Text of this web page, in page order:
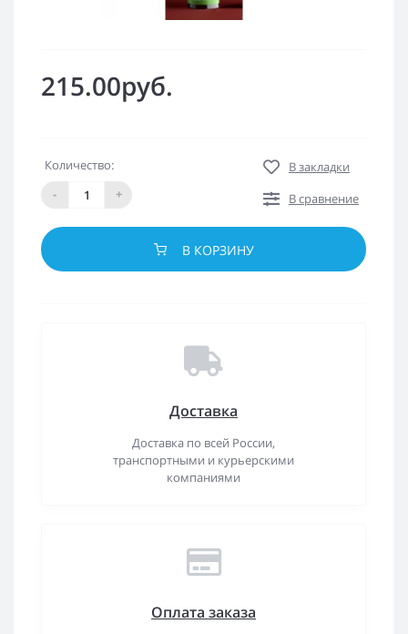
215.00руб.
Количество:
-
+
В закладки
В сравнение
В КОРЗИНУ
Доставка
Доставка по всей России,
транспортными и курьерскими
компаниями
Оплата заказа